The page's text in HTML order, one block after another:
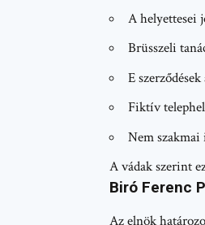
A helyettesei
Brüsszeli
E
Fiktív
Nem szakmai
A vádak szerint
Biró Ferenc
Az elnök